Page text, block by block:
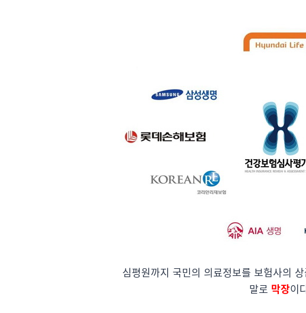
심평원까지 국민의 의료정보를 보험사의
말로 막장이